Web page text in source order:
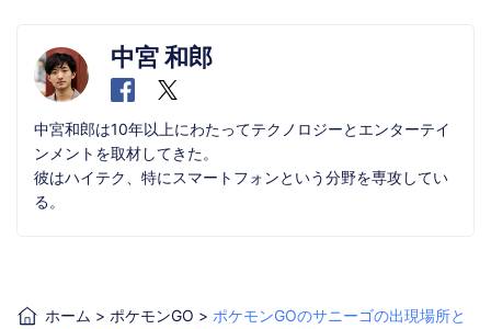
中宮 和郎
中宮和郎は10年以上にわたってテクノロジーとエンターテイ
ンメントを取材してきた。
彼はハイテク、特にスマートフォンという分野を専攻してい
る。
ホーム > ポケモンGO > ポケモンGOのサニーゴの出現場所と